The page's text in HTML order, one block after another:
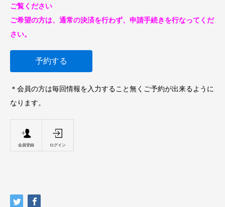
ご覧ください
ご希望の方は、通常の決済を行わず、申請手続きを行なってくだ
さい。
予約する
＊会員の方は毎回情報を入力すること無くご予約が出来るように
なります。
会員登録 ログイン